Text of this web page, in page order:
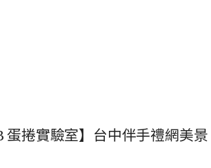
蛋捲實驗室】台中伴手禮網美景